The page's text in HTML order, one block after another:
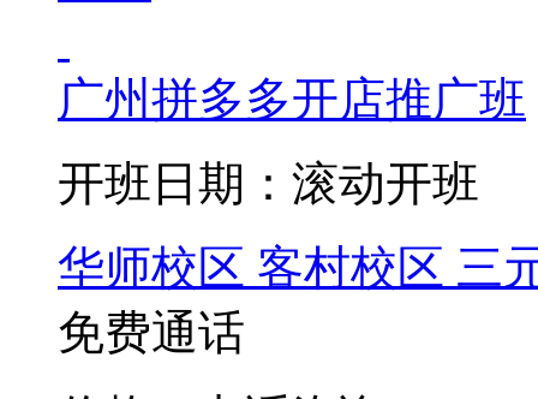
广州拼多多开店推广班
开班日期：滚动开班
华师校区 客村校区 三
免费通话